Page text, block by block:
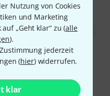
Nutzung von Cookies
und Marketing
„Geht klar“ zu (alle
).
jederzeit
(hier) widerrufen.
klar
MELDEN
lesen